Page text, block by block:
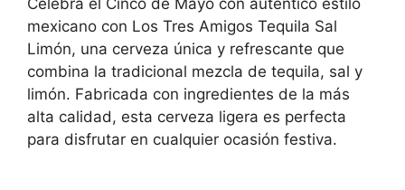
Celebra el Cinco de Mayo con auténtico estilo
mexicano con Los Tres Amigos Tequila Sal
Limón, una cerveza única y refrescante que
combina la tradicional mezcla de tequila, sal y
limón. Fabricada con ingredientes de la más
alta calidad, esta cerveza ligera es perfecta
para disfrutar en cualquier ocasión festiva.